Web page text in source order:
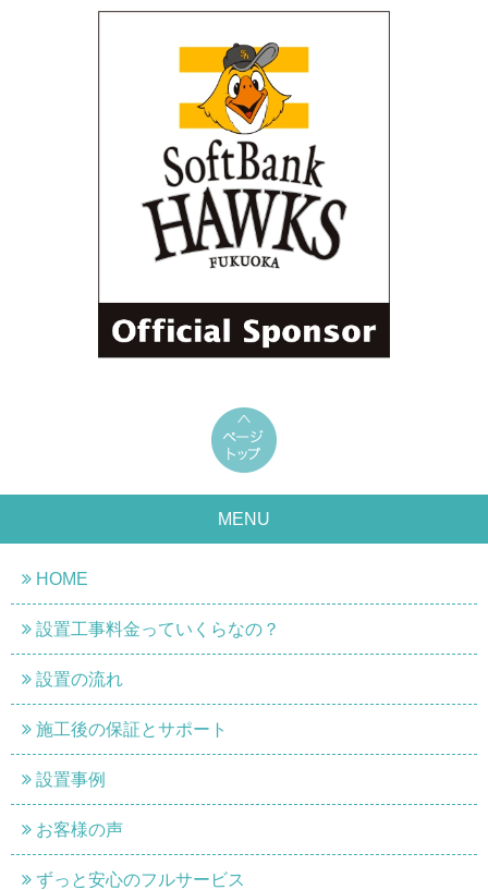
MENU
HOME
設置工事料金っていくらなの？
設置の流れ
施工後の保証とサポート
設置事例
お客様の声
ずっと安心のフルサービス